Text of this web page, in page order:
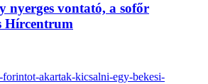
nyerges vontató, a sofőr
Hírcentrum